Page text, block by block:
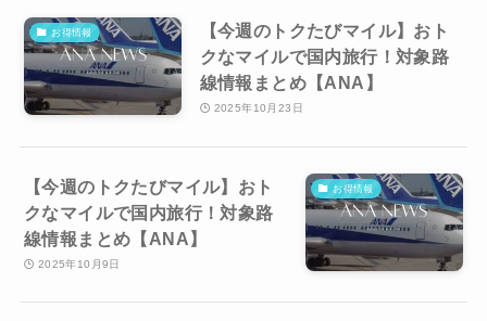
お得情報
【今週のトクたびマイル】おト
クなマイルで国内旅行！対象路
線情報まとめ【ANA】
2025年10月23日
お得情報
【今週のトクたびマイル】おト
クなマイルで国内旅行！対象路
線情報まとめ【ANA】
2025年10月9日